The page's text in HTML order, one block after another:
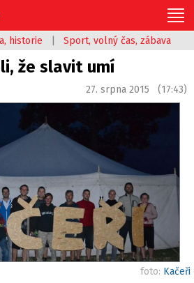
historie Sport, volný čas, zábava
že slavit umí
27. srpna 2015 (17:43)
foto: Kačeři